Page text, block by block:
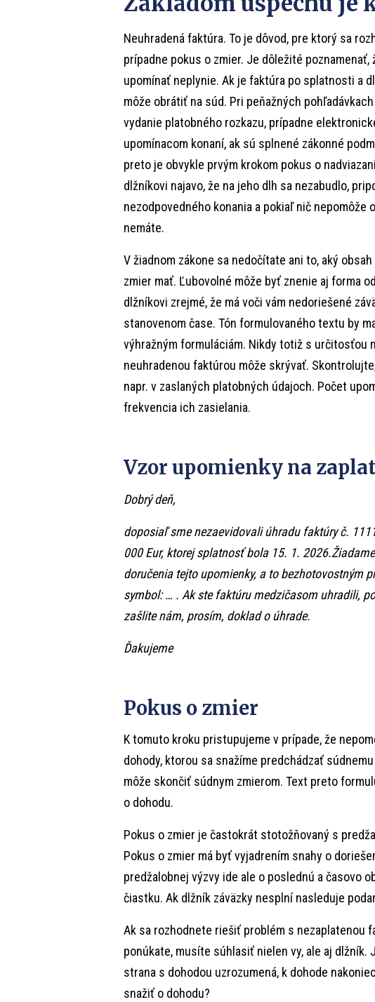
Neuhradená faktúra. To je dôvod, pre ktorý sa
prípadne pokus o zmier. Je dôležité poznamenať,
upomínať neplynie. Ak je faktúra po splatnosti a
môže obrátiť na súd. Pri peňažných
vydanie platobného rozkazu, prípadne
upomínacom konaní, ak sú splnené zákonné
preto je obvykle prvým krokom pokus o
dlžníkovi najavo, že na jeho dlh sa nezabudlo,
nezodpovedného konania a pokiaľ nič
nemáte.
V žiadnom zákone sa nedočítate ani to, aký
zmier mať. Ľubovolné môže byť znenie aj forma
dlžníkovi zrejmé, že má voči vám nedoriešené
stanovenom čase. Tón formulovaného textu by
výhražným formuláciám. Nikdy totiž s určitosťou
neuhradenou faktúrou môže skrývať.
napr. v zaslaných platobných údajoch. Počet
frekvencia ich zasielania.
Vzor upomienky na
Dobrý deň,
doposiaľ sme nezaevidovali úhradu faktúry č.
000 Eur, ktorej splatnosť bola 15. 1.
doručenia tejto upomienky, a to bezhotovostným
symbol: … . Ak ste faktúru medzičasom uhradili,
zašlite nám, prosím, doklad o úhrade.
Ďakujeme
Pokus o zmier
K tomuto kroku pristupujeme v prípade, že
dohody, ktorou sa snažíme predchádzať
môže skončiť súdnym zmierom. Text preto
o dohodu.
Pokus o zmier je častokrát stotožňovaný s
Pokus o zmier má byť vyjadrením snahy o
predžalobnej výzvy ide ale o poslednú a časovo
čiastku. Ak dlžník záväzky nesplní nasleduje
Ak sa rozhodnete riešiť problém s nezaplatenou
ponúkate, musíte súhlasiť nielen vy, ale aj dlžník.
strana s dohodou uzrozumená, k dohode
snažiť o dohodu?